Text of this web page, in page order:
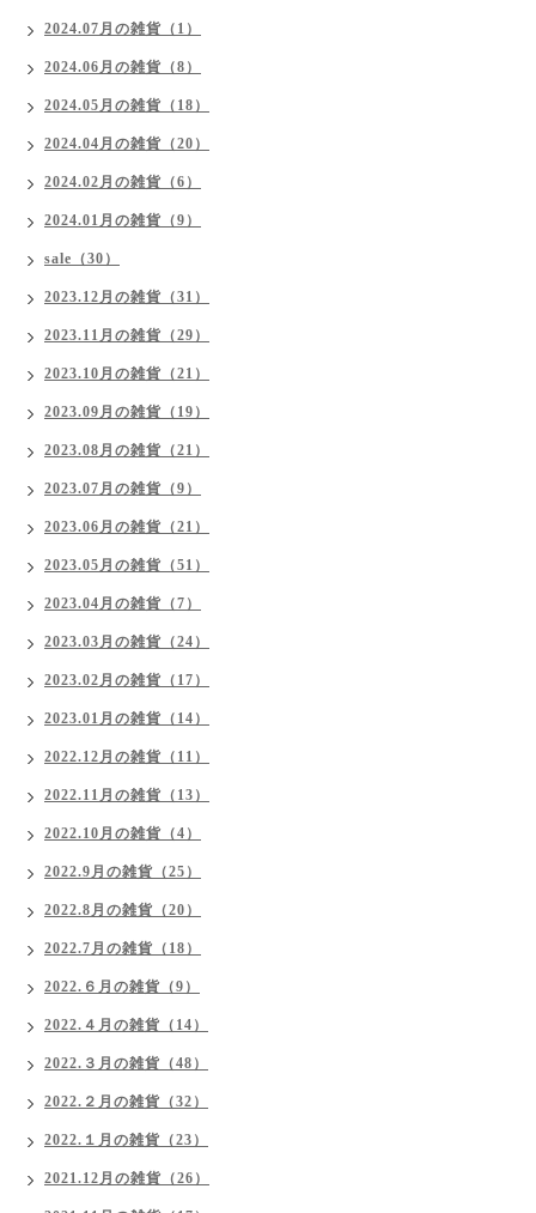
2024.07月の雑貨（1）
2024.06月の雑貨（8）
2024.05月の雑貨（18）
2024.04月の雑貨（20）
2024.02月の雑貨（6）
2024.01月の雑貨（9）
sale（30）
2023.12月の雑貨（31）
2023.11月の雑貨（29）
2023.10月の雑貨（21）
2023.09月の雑貨（19）
2023.08月の雑貨（21）
2023.07月の雑貨（9）
2023.06月の雑貨（21）
2023.05月の雑貨（51）
2023.04月の雑貨（7）
2023.03月の雑貨（24）
2023.02月の雑貨（17）
2023.01月の雑貨（14）
2022.12月の雑貨（11）
2022.11月の雑貨（13）
2022.10月の雑貨（4）
2022.9月の雑貨（25）
2022.8月の雑貨（20）
2022.7月の雑貨（18）
2022.６月の雑貨（9）
2022.４月の雑貨（14）
2022.３月の雑貨（48）
2022.２月の雑貨（32）
2022.１月の雑貨（23）
2021.12月の雑貨（26）